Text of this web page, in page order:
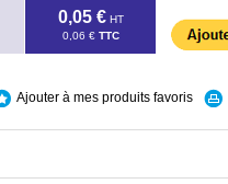
0,05 € HT
0,06 € TTC
Ajouter à mes produits favoris